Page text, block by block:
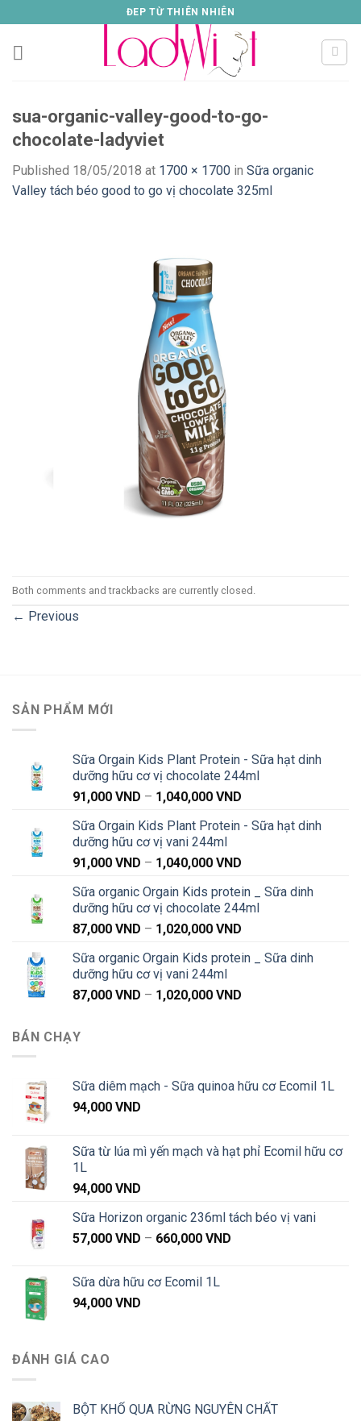
to
content
ĐEP TỪ THIÊN NHIÊN
sua-organic-valley-good-to-go-
chocolate-ladyviet
Published 18/05/2018 at 1700 × 1700 in Sữa organic
Valley tách béo good to go vị chocolate 325ml
Both comments and trackbacks are currently closed.
← Previous
SẢN PHẨM MỚI
Sữa Orgain Kids Plant Protein - Sữa hạt dinh
dưỡng hữu cơ vị chocolate 244ml
91,000 VND – 1,040,000 VND
từ
Sữa Orgain Kids Plant Protein - Sữa hạt dinh
dưỡng hữu cơ vị vani 244ml
91,000 VND – 1,040,000 VND
từ
91,000 VND
Sữa organic Orgain Kids protein _ Sữa dinh
dưỡng hữu cơ vị chocolate 244ml
87,000 VND – 1,020,000 VND
từ
Sữa organic Orgain Kids protein _ Sữa dinh
dưỡng hữu cơ vị vani 244ml
87,000 VND – 1,020,000 VND
1,020,000 VND
BÁN CHẠY
Sữa diêm mạch - Sữa quinoa hữu cơ Ecomil 1L
94,000 VND
Sữa từ lúa mì yến mạch và hạt phỉ Ecomil hữu cơ
1L
94,000 VND
Sữa Horizon organic 236ml tách béo vị vani
57,000 VND – 660,000 VND
Sữa dừa hữu cơ Ecomil 1L
94,000 VND
ĐÁNH GIÁ CAO
BỘT KHỔ QUA RỪNG NGUYÊN CHẤT